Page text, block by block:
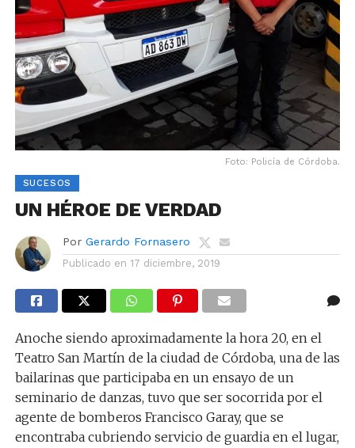
Foto: Policía de Córdoba.
SUCESOS
UN HÉROE DE VERDAD
Por Gerardo Fornasero
Publicado en 17 diciembre, 2019
Anoche siendo aproximadamente la hora 20, en el
Teatro San Martín de la ciudad de Córdoba, una de las
bailarinas que participaba en un ensayo de un
seminario de danzas, tuvo que ser socorrida por el
agente de bomberos Francisco Garay, que se
encontraba cubriendo servicio de guardia en el lugar,